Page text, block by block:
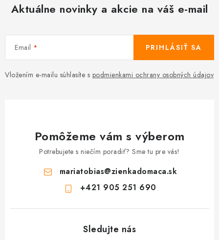
Aktuálne novinky a akcie na váš e-mail
Email
Vložením e-mailu súhlasíte s podmienkami ochrany osobných údajov
PRIHLÁSIŤ SA
Pomôžeme vám s výberom
Potrebujete s niečím poradiť? Sme tu pre vás!
mariatobias@zienkadomaca.sk
+421 905 251 690